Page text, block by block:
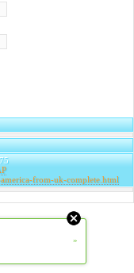
from-uk-complete.html
»